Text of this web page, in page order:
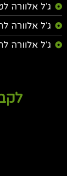
ג'ל אלוורה
ג'ל אלוורה
ג'ל אלוורה